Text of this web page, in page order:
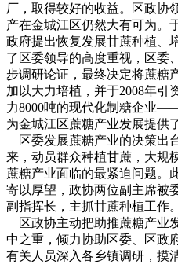
厂，取得较好的收益。区政协
产在金城江区仍然大有可为。
政府提出恢复发展甘蔗种植、
了区委领导的高度重视，区委
步调研论证，最终决定将蔗糖
加以大力培植，并于2008年引
力8000吨的现代化制糖企业
为金城江区蔗糖产业发展提供
区委发展蔗糖产业的决策出
来，动员群众种植甘蔗，大规
蔗糖产业面临的最紧迫问题。
寄以厚望，政协两位副主席被
副指挥长，主抓甘蔗种植工作。
区政协主动把助推蔗糖产业
中之重，倾力协助区委、区政
有关人员深入各乡镇调研，摸